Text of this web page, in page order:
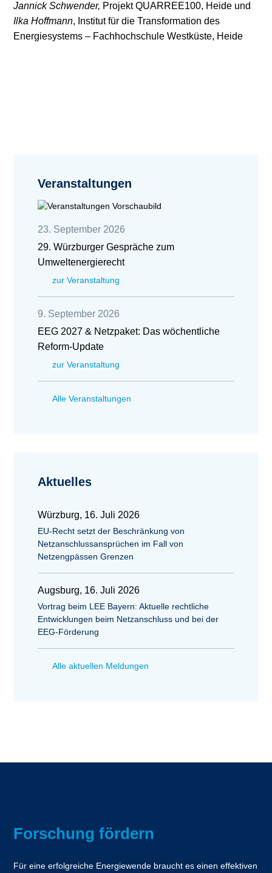
Jannick Schwender, Projekt QUARREE100, Heide und
Ilka Hoffmann, Institut für die Transformation des
Energiesystems – Fachhochschule Westküste, Heide
Veranstaltungen
23. September 2026
29. Würzburger Gespräche zum
Umweltenergierecht
zur Veranstaltung
9. September 2026
EEG 2027 & Netzpaket: Das wöchentliche
Reform-Update
zur Veranstaltung
Alle Veranstaltungen
Aktuelles
Würzburg, 16. Juli 2026
EU-Recht setzt der Beschränkung von
Netzanschlussansprüchen im Fall von
Netzengpässen Grenzen
Augsburg, 16. Juli 2026
Vortrag beim LEE Bayern: Aktuelle rechtliche
Entwicklungen beim Netzanschluss und bei der
EEG-Förderung
Alle aktuellen Meldungen
Forschung fördern
Für eine erfolgreiche Energiewende braucht es einen effektiven